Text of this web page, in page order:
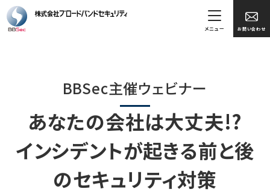
お問い合わせ
メニュー
BBSec主催ウェビナー
あなたの会社は大丈夫!?
インシデントが起きる前と後
のセキュリティ対策